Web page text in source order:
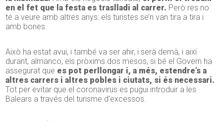
en el fet que la festa es traslladi al carrer. Però res no
té a veure amb altres anys: els turistes se’n van tira a tira i
amb bones.
Això ha estat avui, i també va ser ahir, i serà demà, i així
durant, almanco, els pròxims dos mesos, si bé el Govern ha
assegurat que es pot perllongar i, a més, estendre’s a
altres carrers i altres pobles i ciutats, si és necessari.
Tot per evitar que el coronavirus es pugui introduir a les
Balears a través del turisme d’excessos.